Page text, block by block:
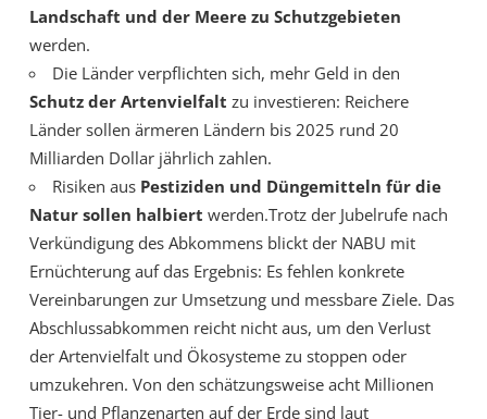
Landschaft und der Meere zu Schutzgebieten
werden.
Die Länder verpflichten sich, mehr Geld in den
Schutz der Artenvielfalt zu investieren: Reichere
Länder sollen ärmeren Ländern bis 2025 rund 20
Milliarden Dollar jährlich zahlen.
Risiken aus Pestiziden und Düngemitteln für die
Natur sollen halbiert werden.Trotz der Jubelrufe nach
Verkündigung des Abkommens blickt der NABU mit
Ernüchterung auf das Ergebnis: Es fehlen konkrete
Vereinbarungen zur Umsetzung und messbare Ziele. Das
Abschlussabkommen reicht nicht aus, um den Verlust
der Artenvielfalt und Ökosysteme zu stoppen oder
umzukehren. Von den schätzungsweise acht Millionen
Tier- und Pflanzenarten auf der Erde sind laut